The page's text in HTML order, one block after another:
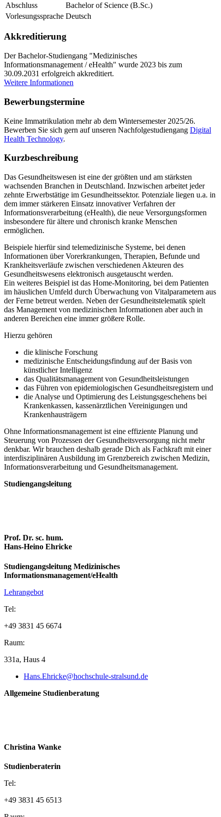
Abschluss
Bachelor of Science (B.Sc.)
Vorlesungssprache Deutsch
Ak­kre­di­tie­rung
Der Bachelor-Studiengang "Medizinisches
Informationsmanagement / eHealth" wurde 2023 bis zum
30.09.2031 erfolgreich akkreditiert.
Weitere Informationen
Be­wer­bungs­ter­mi­ne
Keine Immatrikulation mehr ab dem Wintersemester 2025/26.
Bewerben Sie sich gern auf unseren Nachfolgestudiengang Digital
Health Technology.
Kurz­be­schrei­bung
Das Gesundheitswesen ist eine der größten und am stärksten
wachsenden Branchen in Deutschland. Inzwischen arbeitet jeder
zehnte Erwerbstätige im Gesundheitssektor. Potenziale liegen u.a. in
dem immer stärkeren Einsatz innovativer Verfahren der
Informationsverarbeitung (eHealth), die neue Versorgungsformen
insbesondere für ältere und chronisch kranke Menschen
ermöglichen.
Beispiele hierfür sind telemedizinische Systeme, bei denen
Informationen über Vorerkrankungen, Therapien, Befunde und
Krankheitsverläufe zwischen verschiedenen Akteuren des
Gesundheitswesens elektronisch ausgetauscht werden.
Ein weiteres Beispiel ist das Home-Monitoring, bei dem Patienten
im häuslichen Umfeld durch Überwachung von Vitalparametern aus
der Ferne betreut werden. Neben der Gesundheitstelematik spielt
das Management von medizinischen Informationen aber auch in
anderen Bereichen eine immer größere Rolle.
Hierzu gehören
die klinische Forschung
medizinische Entscheidungsfindung auf der Basis von
künstlicher Intelligenz
das Qualitätsmanagement von Gesundheitsleistungen
das Führen von epidemiologischen Gesundheitsregistern und
die Analyse und Optimierung des Leistungsgeschehens bei
Krankenkassen, kassenärztlichen Vereinigungen und
Krankenhausträgern
Ohne Informationsmanagement ist eine effiziente Planung und
Steuerung von Prozessen der Gesundheitsversorgung nicht mehr
denkbar. Wir brauchen deshalb gerade Dich als Fachkraft mit einer
interdisziplinären Ausbildung im Grenzbereich zwischen Medizin,
Informationsverarbeitung und Gesundheitsmanagement.
Studiengangsleitung
Prof. Dr. sc. hum.
Hans-Heino Ehricke
Studiengangsleitung Medizinisches
Informationsmanagement/eHealth
Lehrangebot
Tel:
+49 3831 45 6674
Raum:
331a, Haus 4
Hans.Ehricke@hochschule-stralsund.de
Allgemeine Studienberatung
Christina Wanke
Studienberaterin
Tel:
+49 3831 45 6513